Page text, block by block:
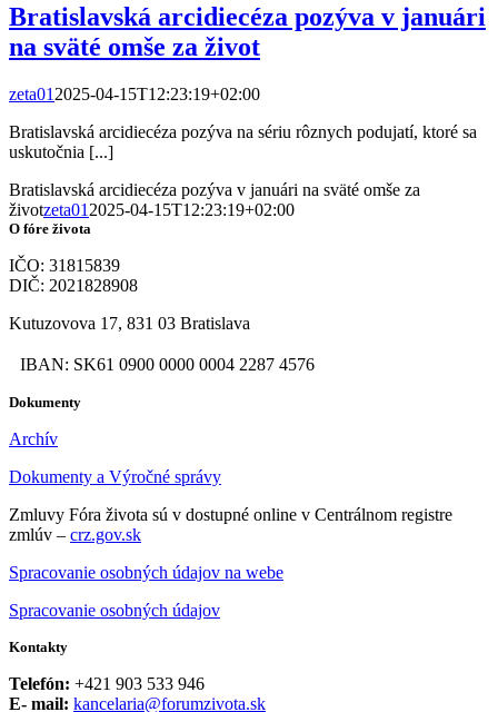
Bratislavská arcidiecéza pozýva v januári
na sväté omše za život
zeta01 2025-04-15T12:23:19+02:00
Bratislavská arcidiecéza pozýva na sériu rôznych podujatí, ktoré sa
uskutočnia [...]
Bratislavská arcidiecéza pozýva v januári na sväté omše za
životzeta01 2025-04-15T12:23:19+02:00
O fóre života
IČO: 31815839
DIČ: 2021828908
Kutuzovova 17, 831 03 Bratislava
IBAN: SK61 0900 0000 0004 2287 4576
Dokumenty
Archív
Dokumenty a Výročné správy
Zmluvy Fóra života sú v dostupné online v Centrálnom registre
zmlúv – crz.gov.sk
Spracovanie osobných údajov na webe
Spracovanie osobných údajov
Kontakty
Telefón: +421 903 533 946
E- mail: kancelaria@forumzivota.sk